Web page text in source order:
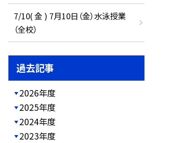
7/10( 金 ) 7月10日（金）水泳授業
（全校）
過去記事
2026年度
2025年度
2024年度
2023年度